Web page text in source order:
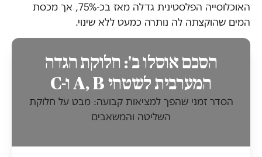
האוכלוסייה הפלסטינית גדלה מאז בכ-75%, אך מכסת
המים שהוקצתה לה נותרה כמעט ללא שינוי.
הסכם אוסלו ב': חלוקת הגדה
המערבית לשטחי A, B ו-C
הסדר זמני שהפך למציאות קבועה: מבט על חלוקת
השליטה והמשאבים